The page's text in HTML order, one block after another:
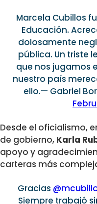
Marcela Cubillos
Educación.
dolosamente
pública. Un triste
que nos jugamos
nuestro país
ello.— Gabriel
Desde el oficialismo,
de gobierno, Karla
apoyo y
carteras más
Gracias
Siempre trabajó